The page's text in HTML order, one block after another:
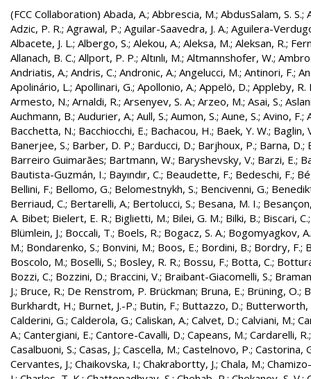
(FCC Collaboration) Abada, A.; Abbrescia, M.; AbdusSalam, S. S.;
Adzic, P. R.; Agrawal, P.; Aguilar-Saavedra, J. A.; Aguilera-
Albacete, J. L.; Albergo, S.; Alekou, A.; Aleksa, M.; Aleksan, R.;
Allanach, B. C.; Allport, P. P.; Altınlı, M.; Altmannshofer, W.;
Andriatis, A.; Andris, C.; Andronic, A.; Angelucci, M.; Antinori, F.;
Apolinário, L.; Apollinari, G.; Apollonio, A.; Appelö, D.; Appleby, R.
Armesto, N.; Arnaldi, R.; Arsenyev, S. A.; Arzeo, M.; Asai, S.;
Auchmann, B.; Audurier, A.; Aull, S.; Aumon, S.; Aune, S.; Avino, F.;
Bacchetta, N.; Bacchiocchi, E.; Bachacou, H.; Baek, Y. W.; Baglin,
Banerjee, S.; Barber, D. P.; Barducci, D.; Barjhoux, P.; Barna, D.;
Barreiro Guimarães; Bartmann, W.; Baryshevsky, V.; Barzi, E.;
Bautista-Guzmán, I.; Bayındır, C.; Beaudette, F.; Bedeschi, F.;
Bellini, F.; Bellomo, G.; Belomestnykh, S.; Bencivenni, G.;
Berriaud, C.; Bertarelli, A.; Bertolucci, S.; Besana, M. I.;
A. Bibet; Bielert, E. R.; Biglietti, M.; Bilei, G. M.; Bilki, B.; Biscari, C.
Blümlein, J.; Boccali, T.; Boels, R.; Bogacz, S. A.; Bogomyagkov, A.
M.; Bondarenko, S.; Bonvini, M.; Boos, E.; Bordini, B.; Bordry, F.;
Boscolo, M.; Boselli, S.; Bosley, R. R.; Bossu, F.; Botta, C.;
Bozzi, C.; Bozzini, D.; Braccini, V.; Braibant-Giacomelli, S.;
J.; Bruce, R.; De Renstrom, P. Brückman; Bruna, E.; Brüning, O.;
Burkhardt, H.; Burnet, J.-P.; Butin, F.; Buttazzo, D.; Butterworth,
Calderini, G.; Calderola, G.; Caliskan, A.; Calvet, D.; Calviani, M.;
A.; Cantergiani, E.; Cantore-Cavalli, D.; Capeans, M.; Cardarelli, R.
Casalbuoni, S.; Casas, J.; Cascella, M.; Castelnovo, P.; Castorina,
Cervantes, J.; Chaikovska, I.; Chakrabortty, J.; Chala, M.;